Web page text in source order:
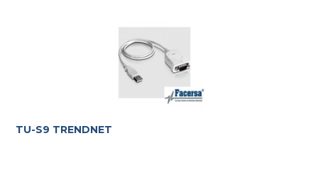
TU-S9 TRENDNET